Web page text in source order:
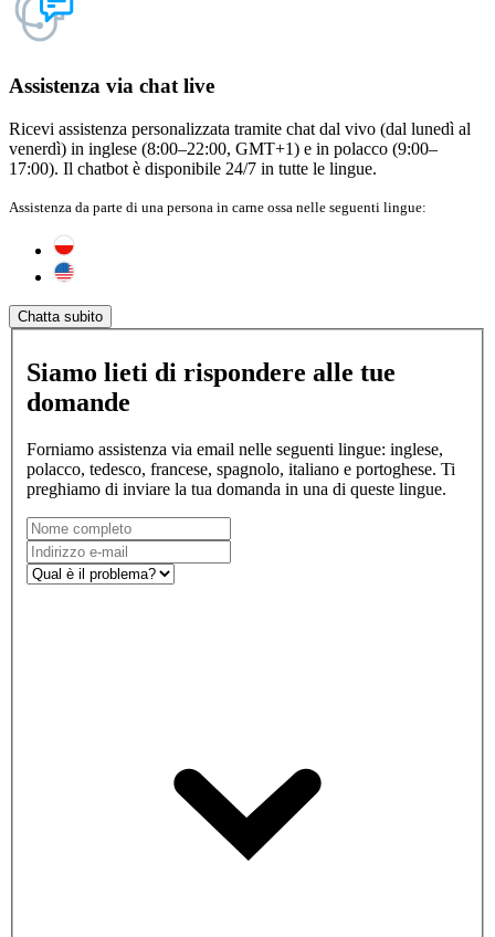
Assistenza via chat live
Ricevi assistenza personalizzata tramite chat dal vivo (dal lunedì al
venerdì) in inglese (8:00–22:00, GMT+1) e in polacco (9:00–
17:00). Il chatbot è disponibile 24/7 in tutte le lingue.
Assistenza da parte di una persona in carne ossa nelle seguenti lingue:
Chatta subito
Siamo lieti di rispondere alle tue
domande
Forniamo assistenza via email nelle seguenti lingue: inglese,
polacco, tedesco, francese, spagnolo, italiano e portoghese. Ti
preghiamo di inviare la tua domanda in una di queste lingue.